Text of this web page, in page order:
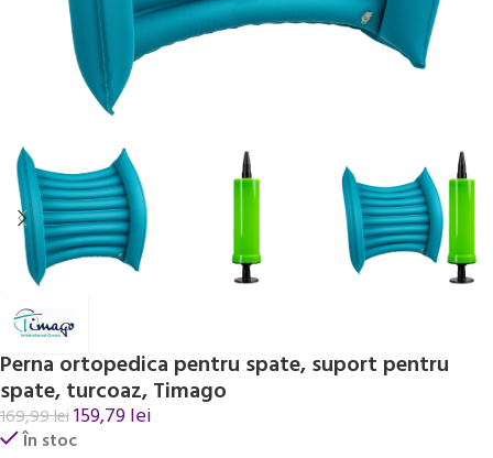
Perna ortopedica pentru spate, suport pentru
spate, turcoaz, Timago
169,99lei159,79lei
În stoc